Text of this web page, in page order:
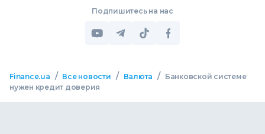
Подпишитесь на нас
Finance.ua / Все новости / Валюта /
Банковской системе
нужен кредит доверия